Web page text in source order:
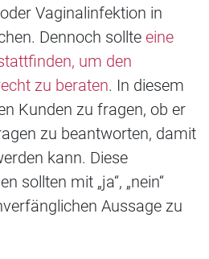
Vaginalinfektion in
Dennoch sollte eine
um den
zu beraten. In diesem
Kunden zu fragen, ob er
zu beantworten, damit
kann. Diese
sollten mit „ja“, „nein“
Aussage zu